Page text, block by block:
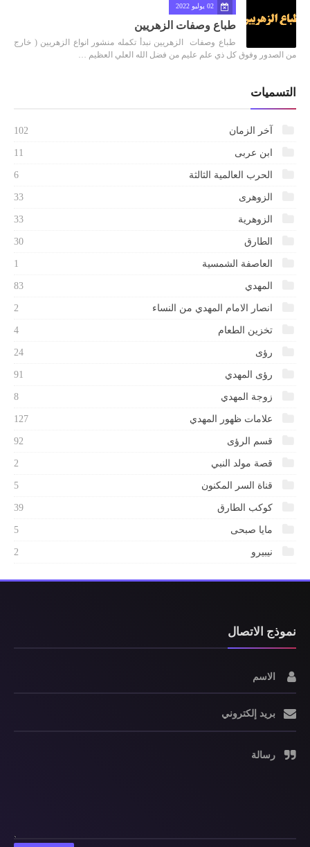
02 يوليو 2022
طباع وصفات الزهريين
طباع وصفات الزهريين نبدأ تكمله منشور انواع الزهريين ( خارج
من الصدور وفوق كل ذي علم عليم من فضل الله العلي العظيم …
التسميات
آخر الزمان 102
ابن عربى 11
الحرب العالمية الثالثة 6
الزوهرى 33
الزوهرية 33
الطارق 30
العاصفة الشمسية 1
المهدي 83
انصار الامام المهدي من النساء 2
تخزين الطعام 4
رؤى 24
رؤى المهدي 91
زوجة المهدي 8
علامات ظهور المهدي 127
قسم الرؤى 92
قصة مولد النبي 2
قناة السر المكنون 5
كوكب الطارق 39
مايا صبحى 5
نيبيرو 2
نموذج الاتصال
الاسم
بريد إلكتروني
رسالة